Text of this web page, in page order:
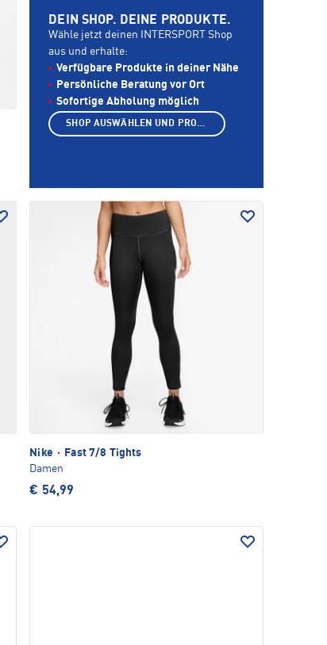
Nike ·
Fast 7/8 Tights
Damen
€ 54,99
DEIN SHOP. DEINE PRODUKTE.
Wähle jetzt deinen INTERSPORT Shop
aus und erhalte:
Verfügbare Produkte in deiner Nähe
Persönliche Beratung vor Ort
Sofortige Abholung möglich
SHOP AUSWÄHLEN UND PRODUKTE ANZEIGEN